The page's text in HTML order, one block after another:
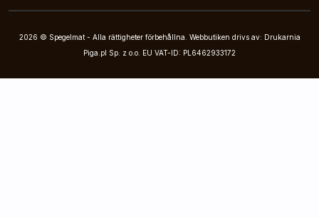
2026 © Spegelmat - Alla rättigheter förbehållna. Webbutiken drivs av: Drukarnia
Piga.pl Sp. z o.o. EU VAT-ID: PL6462933172